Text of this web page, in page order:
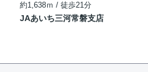
約1,638ｍ / 徒歩21分
JAあいち三河常磐支店